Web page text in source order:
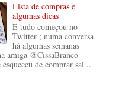
Lista de compras e
algumas dicas
E tudo começou no
Twitter ; numa conversa
há algumas semanas
amiga @CissaBranco
de comprar sal...